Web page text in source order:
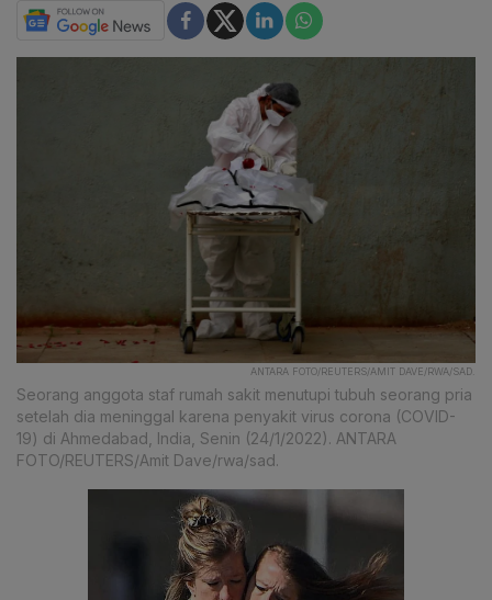
ANTARA FOTO/REUTERS/AMIT DAVE/RWA/SAD.
Seorang anggota staf rumah sakit menutupi tubuh seorang pria
setelah dia meninggal karena penyakit virus corona (COVID-
19) di Ahmedabad, India, Senin (24/1/2022). ANTARA
FOTO/REUTERS/Amit Dave/rwa/sad.